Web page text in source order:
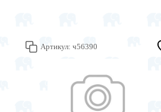
Артикул: ч56390